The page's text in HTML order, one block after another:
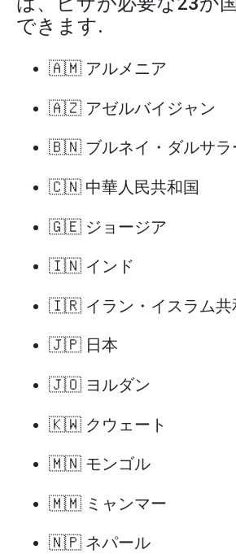
できます.
🇦🇲 アルメニア
🇦🇿 アゼルバイジャン
🇧🇳 ブルネイ・ダルサラ
🇨🇳 中華人民共和国
🇬🇪 ジョージア
🇮🇳 インド
🇮🇷 イラン・イスラム共
🇯🇵 日本
🇯🇴 ヨルダン
🇰🇼 クウェート
🇲🇳 モンゴル
🇲🇲 ミャンマー
🇳🇵 ネパール